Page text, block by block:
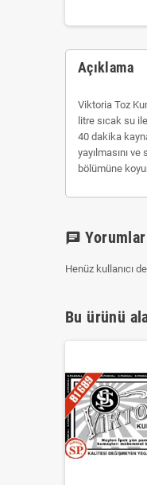
Açıklama
Viktoria Toz
litre sıcak su
40 dakika
yayılmasını
bölümüne
chat Yorumlar
Henüz kullanıcı
Bu ürünü